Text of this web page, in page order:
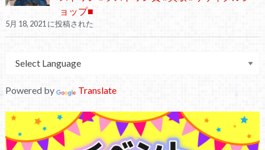
ョップ■
5月 18, 2021 に投稿された
Powered by Translate